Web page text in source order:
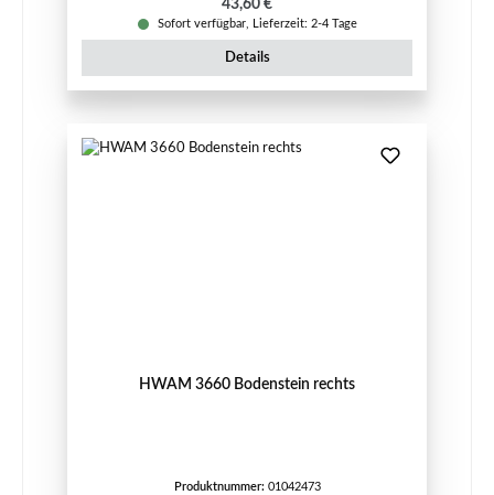
43,60 €
Sofort verfügbar, Lieferzeit: 2-4 Tage
Details
HWAM 3660 Bodenstein rechts
Produktnummer: 01042473